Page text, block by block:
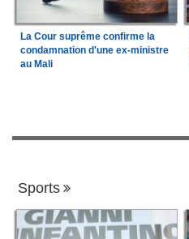
La Cour suprême confirme la
condamnation d'une ex-ministre
au Mali
Sports